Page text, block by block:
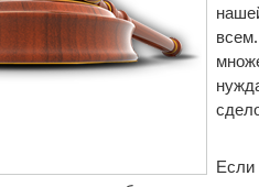
Если